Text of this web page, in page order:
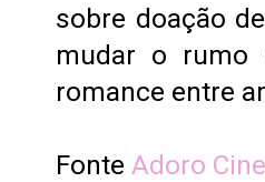
sobre doação
mudar o rumo
romance entre
Fonte Adoro